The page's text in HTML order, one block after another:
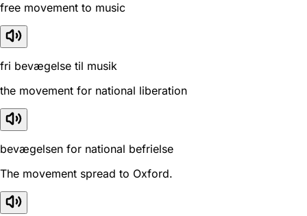
free movement to music
fri bevægelse til musik
the movement for national liberation
bevægelsen for national befrielse
The movement spread to Oxford.